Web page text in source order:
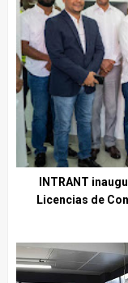
INTRANT
Licencias de